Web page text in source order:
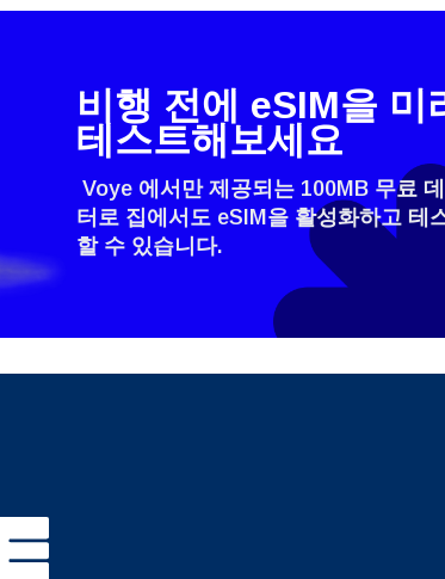
How do I get my eSim?
To get your eSIM, start by
technology. Then, contact
or enter in your device
비행 전에 eSIM을 미
테스트해보세요
Voye 에서만 제공되는 100MB 무료
터로 집에서도 eSIM을 활성화하고 테
할 수 있습니다.
언어 선택: 로그
계정을 계속